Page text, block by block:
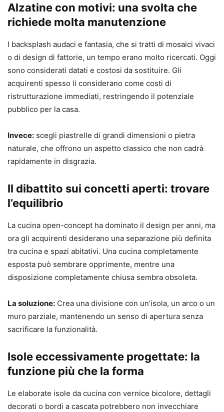
Alzatine con motivi: una svolta che
richiede molta manutenzione
I backsplash audaci e fantasia, che si tratti di mosaici vivaci
o di design di fattorie, un tempo erano molto ricercati. Oggi
sono considerati datati e costosi da sostituire. Gli
acquirenti spesso li considerano come costi di
ristrutturazione immediati, restringendo il potenziale
pubblico per la casa.
Invece: scegli piastrelle di grandi dimensioni o pietra
naturale, che offrono un aspetto classico che non cadrà
rapidamente in disgrazia.
Il dibattito sui concetti aperti: trovare
l’equilibrio
La cucina open-concept ha dominato il design per anni, ma
ora gli acquirenti desiderano una separazione più definita
tra cucina e spazi abitativi. Una cucina completamente
esposta può sembrare opprimente, mentre una
disposizione completamente chiusa sembra obsoleta.
La soluzione: Crea una divisione con un’isola, un arco o un
muro parziale, mantenendo un senso di apertura senza
sacrificare la funzionalità.
Isole eccessivamente progettate: la
funzione più che la forma
Le elaborate isole da cucina con vernice bicolore, dettagli
decorati o bordi a cascata potrebbero non invecchiare